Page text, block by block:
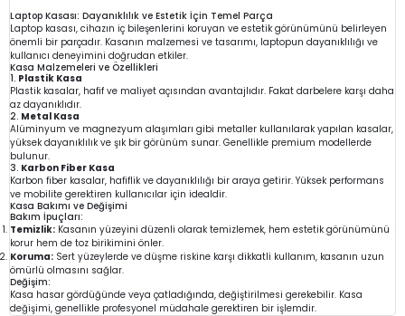
Laptop Kasası: Dayanıklılık ve Estetik İçin Temel Parça
Laptop kasası, cihazın iç bileşenlerini koruyan ve estetik görünümünü belirleyen
önemli bir parçadır. Kasanın malzemesi ve tasarımı, laptopun dayanıklılığı ve
kullanıcı deneyimini doğrudan etkiler.
Kasa Malzemeleri ve Özellikleri
1. Plastik Kasa
Plastik kasalar, hafif ve maliyet açısından avantajlıdır. Fakat darbelere karşı daha
az dayanıklıdır.
2. Metal Kasa
Alüminyum ve magnezyum alaşımları gibi metaller kullanılarak yapılan kasalar,
yüksek dayanıklılık ve şık bir görünüm sunar. Genellikle premium modellerde
bulunur.
3. Karbon Fiber Kasa
Karbon fiber kasalar, hafiflik ve dayanıklılığı bir araya getirir. Yüksek performans
ve mobilite gerektiren kullanıcılar için idealdir.
Kasa Bakımı ve Değişimi
Bakım İpuçları:
Temizlik: Kasanın yüzeyini düzenli olarak temizlemek, hem estetik görünümünü
korur hem de toz birikimini önler.
Koruma: Sert yüzeylerde ve düşme riskine karşı dikkatli kullanım, kasanın uzun
ömürlü olmasını sağlar.
Değişim:
Kasa hasar gördüğünde veya çatladığında, değiştirilmesi gerekebilir. Kasa
değişimi, genellikle profesyonel müdahale gerektiren bir işlemdir.